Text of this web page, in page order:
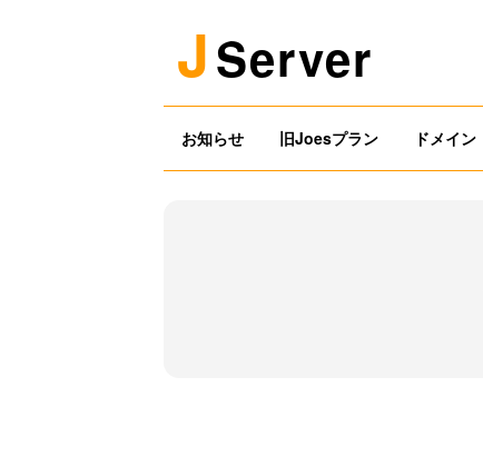
JServer
お知らせ 旧Joesプラン ドメイン